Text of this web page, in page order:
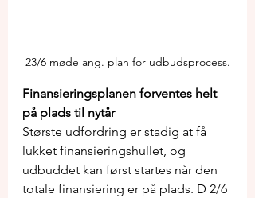
23/6 møde ang. plan for udbudsprocess.
Finansieringsplanen forventes helt
på plads til nytår
Største udfordring er stadig at få
lukket finansieringshullet, og
udbuddet kan først startes når den
totale finansiering er på plads. D 2/6